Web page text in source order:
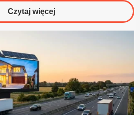
Czytaj więcejo
Marketing
duże
marki
nadal
korzystają